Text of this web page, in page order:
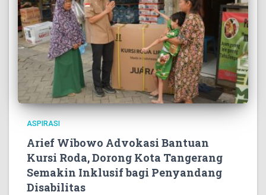
ASPIRASI
Arief Wibowo Advokasi Bantuan
Kursi Roda, Dorong Kota Tangerang
Semakin Inklusif bagi Penyandang
Disabilitas